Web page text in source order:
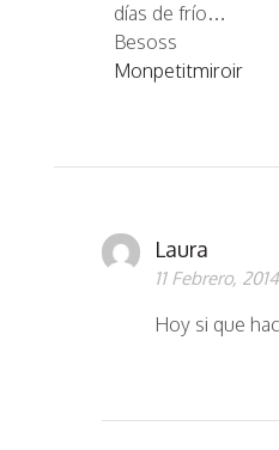
días de frío…
Besoss
Monpetitmiroir
Laura
11 Febrero, 2014
Hoy si que